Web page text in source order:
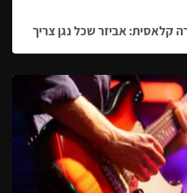
קלאסית: אביזר שכל נגן צריך